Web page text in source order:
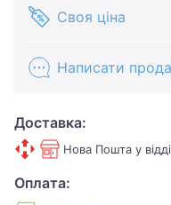
Своя ціна
Написати
Доставка:
Нова Пошта у
Оплата: